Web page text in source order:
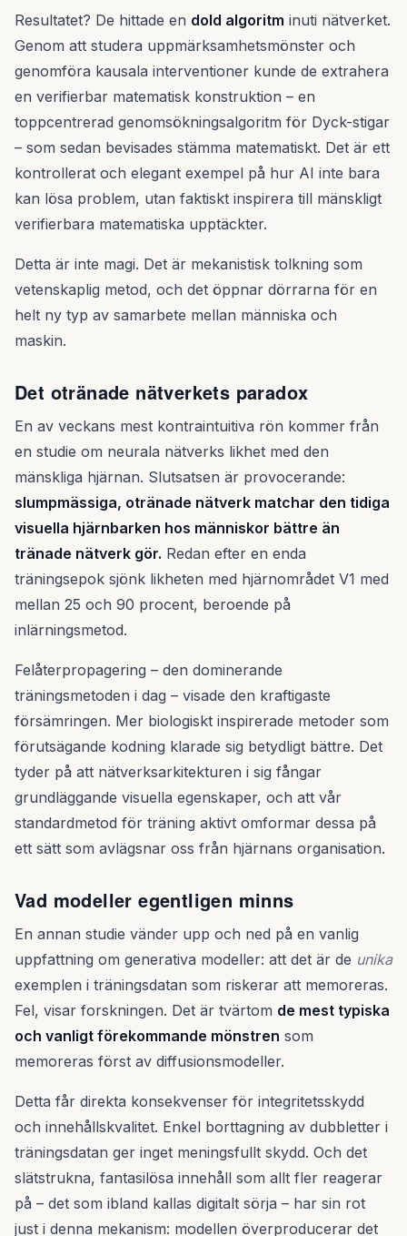
Resultatet? De hittade en dold algoritm inuti nätverket.
Genom att studera uppmärksamhetsmönster och
genomföra kausala interventioner kunde de extrahera
en verifierbar matematisk konstruktion – en
toppcentrerad genomsökningsalgoritm för Dyck-stigar
– som sedan bevisades stämma matematiskt. Det är ett
kontrollerat och elegant exempel på hur AI inte bara
kan lösa problem, utan faktiskt inspirera till mänskligt
verifierbara matematiska upptäckter.
Detta är inte magi. Det är mekanistisk tolkning som
vetenskaplig metod, och det öppnar dörrarna för en
helt ny typ av samarbete mellan människa och
maskin.
Det otränade nätverkets paradox
En av veckans mest kontraintuitiva rön kommer från
en studie om neurala nätverks likhet med den
mänskliga hjärnan. Slutsatsen är provocerande:
slumpmässiga, otränade nätverk matchar den tidiga
visuella hjärnbarken hos människor bättre än
tränade nätverk gör. Redan efter en enda
träningsepok sjönk likheten med hjärnområdet V1 med
mellan 25 och 90 procent, beroende på
inlärningsmetod.
Felåterpropagering – den dominerande
träningsmetoden i dag – visade den kraftigaste
försämringen. Mer biologiskt inspirerade metoder som
förutsägande kodning klarade sig betydligt bättre. Det
tyder på att nätverksarkitekturen i sig fångar
grundläggande visuella egenskaper, och att vår
standardmetod för träning aktivt omformar dessa på
ett sätt som avlägsnar oss från hjärnans organisation.
Vad modeller egentligen minns
En annan studie vänder upp och ned på en vanlig
uppfattning om generativa modeller: att det är de unika
exemplen i träningsdatan som riskerar att memoreras.
Fel, visar forskningen. Det är tvärtom de mest typiska
och vanligt förekommande mönstren som
memoreras först av diffusionsmodeller.
Detta får direkta konsekvenser för integritetsskydd
och innehållskvalitet. Enkel borttagning av dubbletter i
träningsdatan ger inget meningsfullt skydd. Och det
slätstrukna, fantasilösa innehåll som allt fler reagerar
på – det som ibland kallas digitalt sörja – har sin rot
just i denna mekanism: modellen överproducerar det